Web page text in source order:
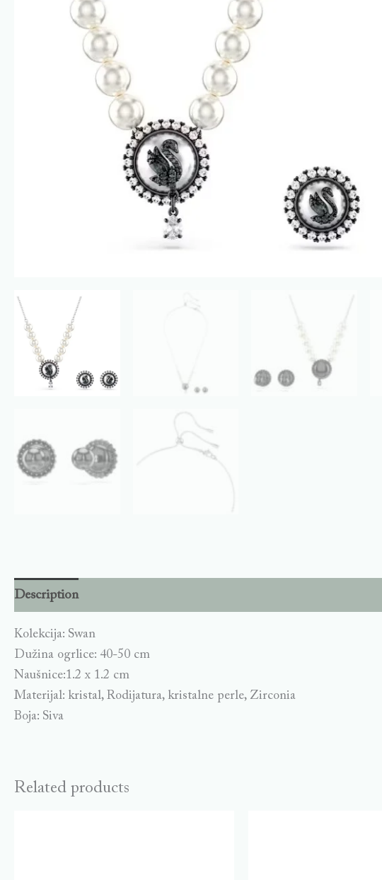
Description
Kolekcija: Swan
Dužina ogrlice: 40-50 cm
Naušnice:1.2 x 1.2 cm
Materijal: kristal, Rodijatura, kristalne perle, Zirconia
Boja: Siva
Related products